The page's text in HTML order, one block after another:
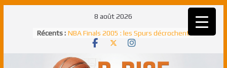
8 août 2026
Récents : NBA Finals 2005 : les Spurs décrochent
un troisième titre NBA, la rude bataille
NBA Finals 2021 : les Bucks et Giannis